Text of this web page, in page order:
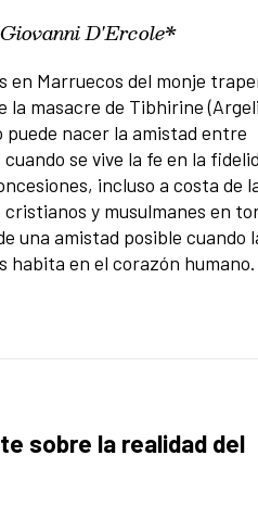
Giovanni D'Ercole*
en Marruecos del monje
la masacre de Tibhirine
puede nacer la amistad entre
se vive la fe en la
incluso a costa de
y musulmanes en
una amistad posible cuando
habita en el corazón humano.
sobre la realidad del